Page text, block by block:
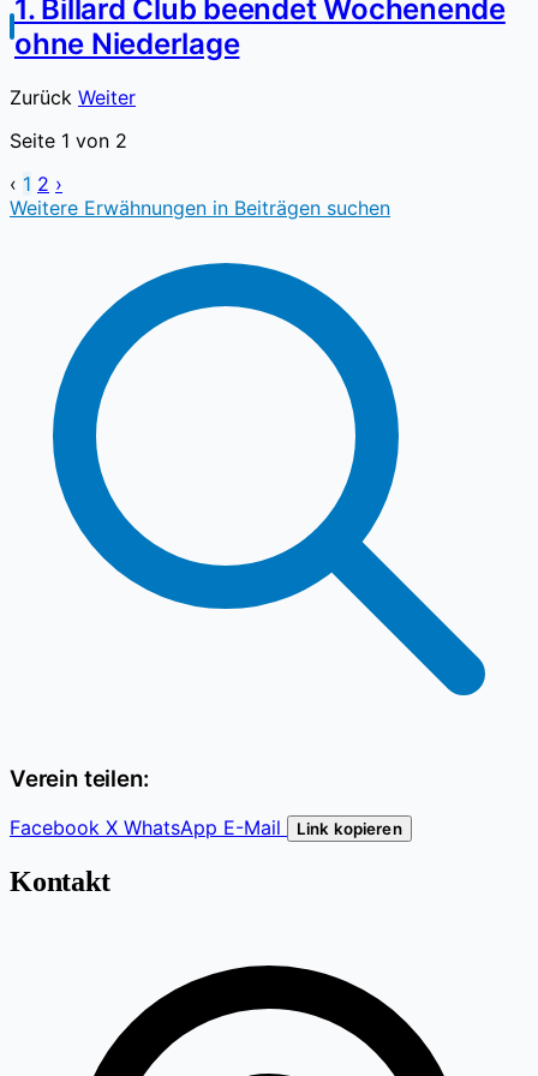
1. Billard Club beendet Wochenende
ohne Niederlage
Zurück Weiter
Seite 1 von 2
‹ 1 2 ›
Weitere Erwähnungen in Beiträgen suchen
Verein teilen:
Facebook X WhatsApp E-Mail Link kopieren
Kontakt